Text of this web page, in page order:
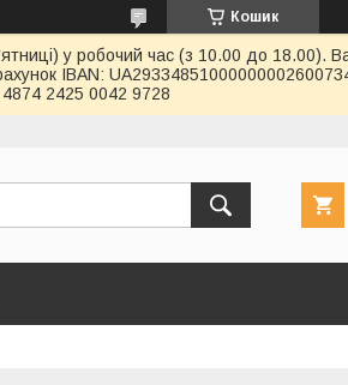
Кошик
у робочий час (з 10.00 до 18.00).
IBAN:
2425 0042 9728